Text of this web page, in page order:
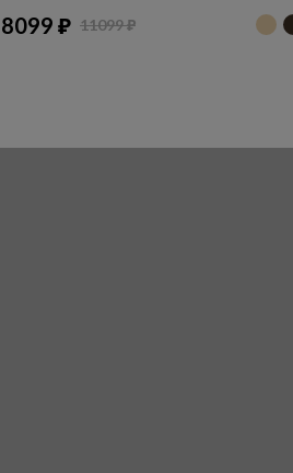
8099 ₽ 11099 ₽